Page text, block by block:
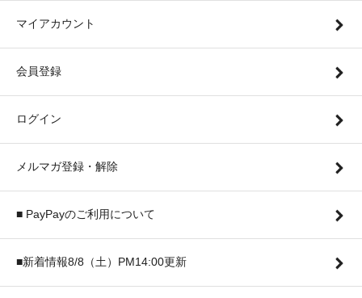
マイアカウント
会員登録
ログイン
メルマガ登録・解除
■ PayPayのご利用について
■新着情報8/8（土）PM14:00更新